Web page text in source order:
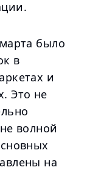
было
в
и
Это не
волной
на